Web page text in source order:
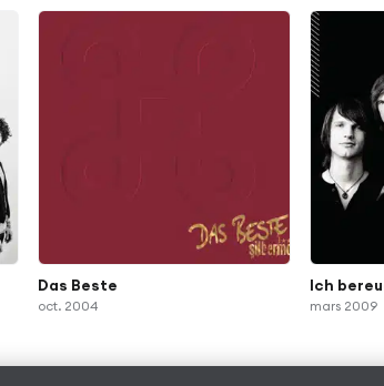
Das Beste
oct. 2004
Ich
mars 2009